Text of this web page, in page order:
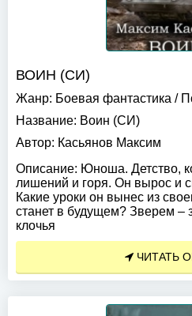
ВОИН (СИ)
Жанр: Боевая фантастика /
Название: Воин (СИ)
Автор: Касьянов Максим
Описание: Юноша. Детство,
лишений и горя. Он вырос и
Какие уроки он вынес из
станет в будущем? Зверем
клочья
ЧИТАТЬ